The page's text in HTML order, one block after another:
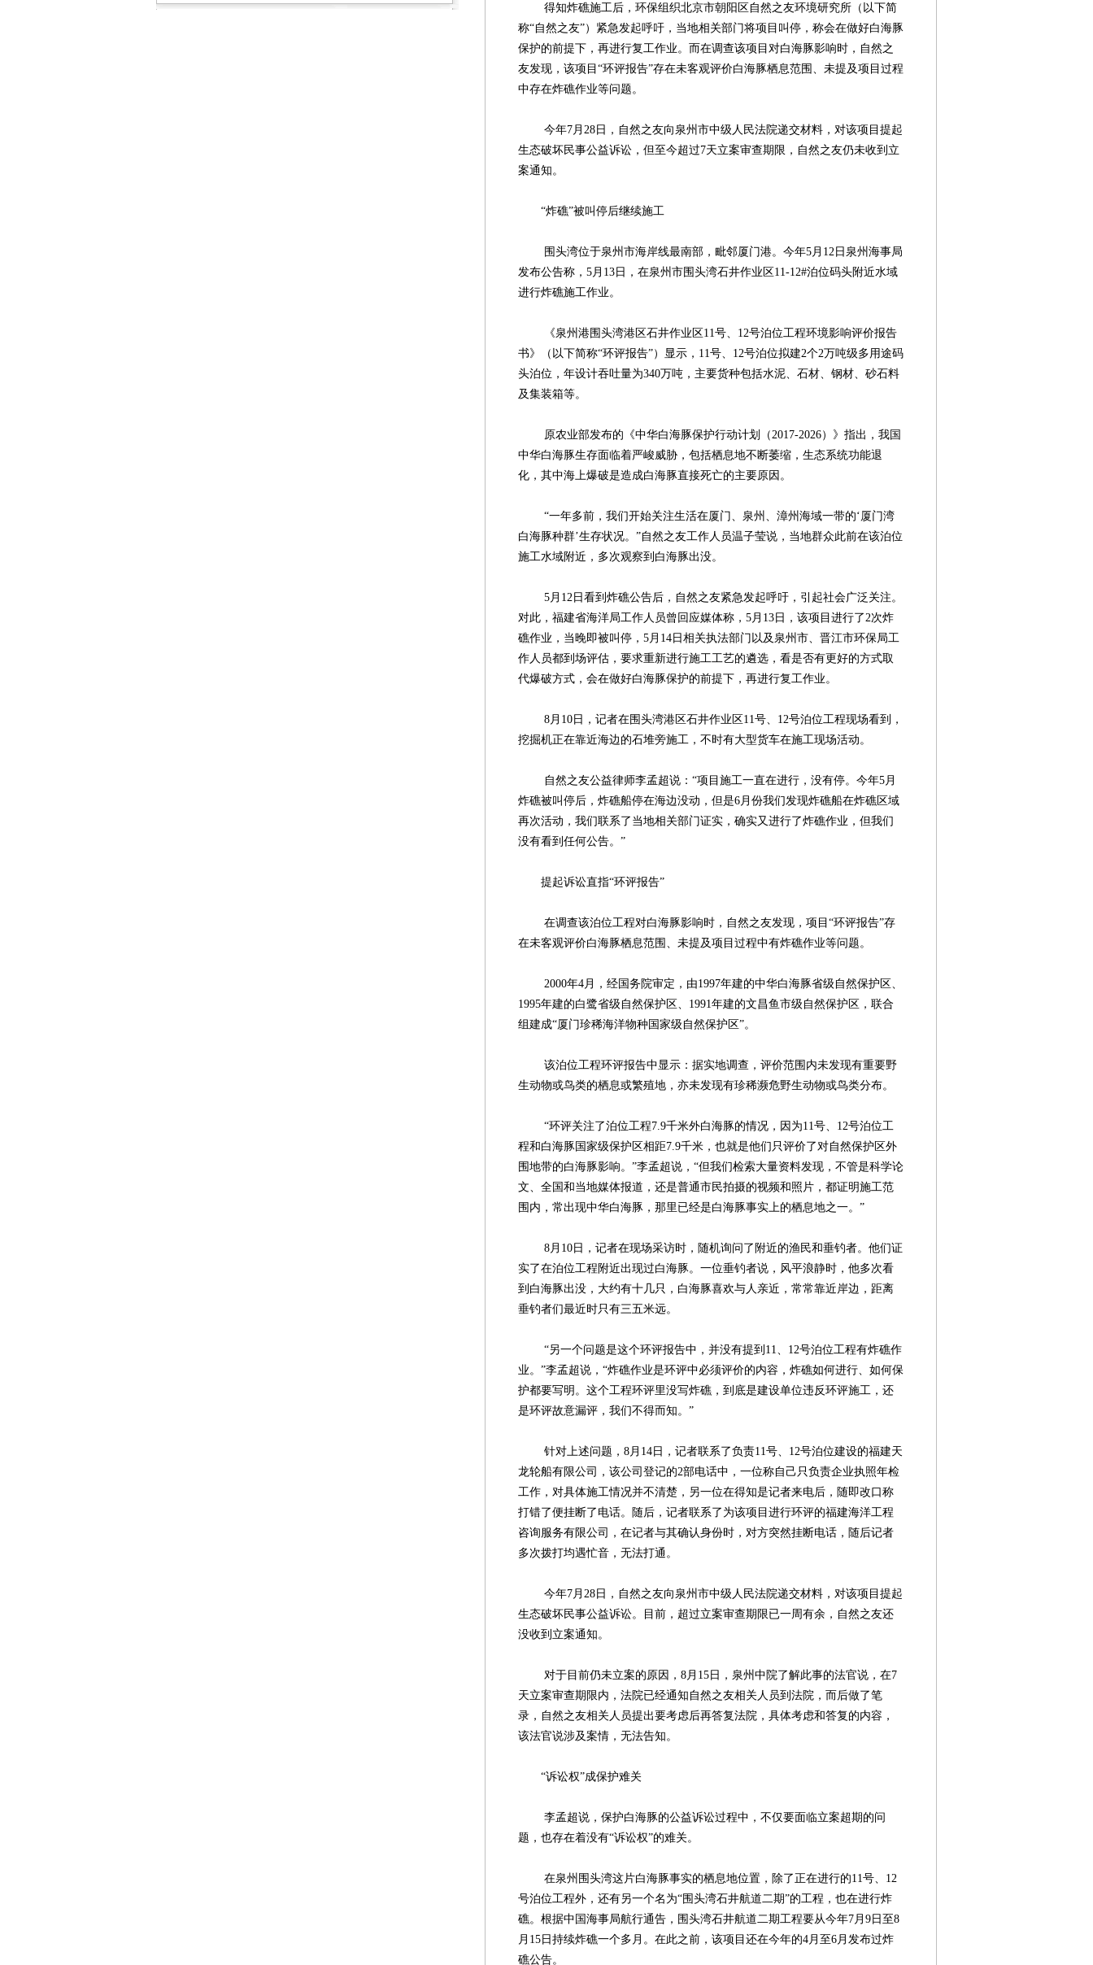
得知炸礁施工后，环保组织北京市朝阳区自然之友环境研究所（以下简
称“自然之友”）紧急发起呼吁，当地相关部门将项目叫停，称会在做好白海豚
保护的前提下，再进行复工作业。而在调查该项目对白海豚影响时，自然之
友发现，该项目“环评报告”存在未客观评价白海豚栖息范围、未提及项目过程
中存在炸礁作业等问题。
今年7月28日，自然之友向泉州市中级人民法院递交材料，对该项目提起
生态破坏民事公益诉讼，但至今超过7天立案审查期限，自然之友仍未收到立
案通知。
“炸礁”被叫停后继续施工
围头湾位于泉州市海岸线最南部，毗邻厦门港。今年5月12日泉州海事局
发布公告称，5月13日，在泉州市围头湾石井作业区11-12#泊位码头附近水域
进行炸礁施工作业。
《泉州港围头湾港区石井作业区11号、12号泊位工程环境影响评价报告
书》（以下简称“环评报告”）显示，11号、12号泊位拟建2个2万吨级多用途码
头泊位，年设计吞吐量为340万吨，主要货种包括水泥、石材、钢材、砂石料
及集装箱等。
原农业部发布的《中华白海豚保护行动计划（2017-2026）》指出，我国
中华白海豚生存面临着严峻威胁，包括栖息地不断萎缩，生态系统功能退
化，其中海上爆破是造成白海豚直接死亡的主要原因。
“一年多前，我们开始关注生活在厦门、泉州、漳州海域一带的‘厦门湾
白海豚种群’生存状况。”自然之友工作人员温子莹说，当地群众此前在该泊位
施工水域附近，多次观察到白海豚出没。
5月12日看到炸礁公告后，自然之友紧急发起呼吁，引起社会广泛关注。
对此，福建省海洋局工作人员曾回应媒体称，5月13日，该项目进行了2次炸
礁作业，当晚即被叫停，5月14日相关执法部门以及泉州市、晋江市环保局工
作人员都到场评估，要求重新进行施工工艺的遴选，看是否有更好的方式取
代爆破方式，会在做好白海豚保护的前提下，再进行复工作业。
8月10日，记者在围头湾港区石井作业区11号、12号泊位工程现场看到，
挖掘机正在靠近海边的石堆旁施工，不时有大型货车在施工现场活动。
自然之友公益律师李孟超说：“项目施工一直在进行，没有停。今年5月
炸礁被叫停后，炸礁船停在海边没动，但是6月份我们发现炸礁船在炸礁区域
再次活动，我们联系了当地相关部门证实，确实又进行了炸礁作业，但我们
没有看到任何公告。”
提起诉讼直指“环评报告”
在调查该泊位工程对白海豚影响时，自然之友发现，项目“环评报告”存
在未客观评价白海豚栖息范围、未提及项目过程中有炸礁作业等问题。
2000年4月，经国务院审定，由1997年建的中华白海豚省级自然保护区、
1995年建的白鹭省级自然保护区、1991年建的文昌鱼市级自然保护区，联合
组建成“厦门珍稀海洋物种国家级自然保护区”。
该泊位工程环评报告中显示：据实地调查，评价范围内未发现有重要野
生动物或鸟类的栖息或繁殖地，亦未发现有珍稀濒危野生动物或鸟类分布。
“环评关注了泊位工程7.9千米外白海豚的情况，因为11号、12号泊位工
程和白海豚国家级保护区相距7.9千米，也就是他们只评价了对自然保护区外
围地带的白海豚影响。”李孟超说，“但我们检索大量资料发现，不管是科学论
文、全国和当地媒体报道，还是普通市民拍摄的视频和照片，都证明施工范
围内，常出现中华白海豚，那里已经是白海豚事实上的栖息地之一。”
8月10日，记者在现场采访时，随机询问了附近的渔民和垂钓者。他们证
实了在泊位工程附近出现过白海豚。一位垂钓者说，风平浪静时，他多次看
到白海豚出没，大约有十几只，白海豚喜欢与人亲近，常常靠近岸边，距离
垂钓者们最近时只有三五米远。
“另一个问题是这个环评报告中，并没有提到11、12号泊位工程有炸礁作
业。”李孟超说，“炸礁作业是环评中必须评价的内容，炸礁如何进行、如何保
护都要写明。这个工程环评里没写炸礁，到底是建设单位违反环评施工，还
是环评故意漏评，我们不得而知。”
针对上述问题，8月14日，记者联系了负责11号、12号泊位建设的福建天
龙轮船有限公司，该公司登记的2部电话中，一位称自己只负责企业执照年检
工作，对具体施工情况并不清楚，另一位在得知是记者来电后，随即改口称
打错了便挂断了电话。随后，记者联系了为该项目进行环评的福建海洋工程
咨询服务有限公司，在记者与其确认身份时，对方突然挂断电话，随后记者
多次拨打均遇忙音，无法打通。
今年7月28日，自然之友向泉州市中级人民法院递交材料，对该项目提起
生态破坏民事公益诉讼。目前，超过立案审查期限已一周有余，自然之友还
没收到立案通知。
对于目前仍未立案的原因，8月15日，泉州中院了解此事的法官说，在7
天立案审查期限内，法院已经通知自然之友相关人员到法院，而后做了笔
录，自然之友相关人员提出要考虑后再答复法院，具体考虑和答复的内容，
该法官说涉及案情，无法告知。
“诉讼权”成保护难关
李孟超说，保护白海豚的公益诉讼过程中，不仅要面临立案超期的问
题，也存在着没有“诉讼权”的难关。
在泉州围头湾这片白海豚事实的栖息地位置，除了正在进行的11号、12
号泊位工程外，还有另一个名为“围头湾石井航道二期”的工程，也在进行炸
礁。根据中国海事局航行通告，围头湾石井航道二期工程要从今年7月9日至8
月15日持续炸礁一个多月。在此之前，该项目还在今年的4月至6月发布过炸
礁公告。